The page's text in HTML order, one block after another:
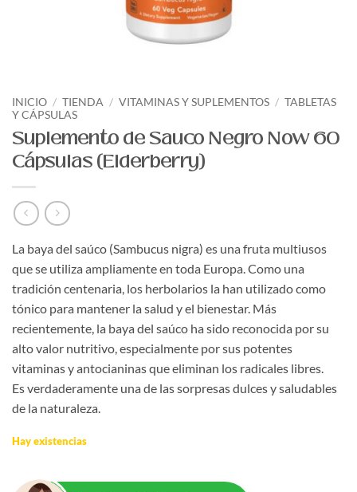
INICIO / TIENDA / VITAMINAS Y SUPLEMENTOS / TABLETAS
Y CÁPSULAS
Suplemento de Sauco Negro Now 60
Cápsulas (Elderberry)
La baya del saúco (Sambucus nigra) es una fruta multiusos
que se utiliza ampliamente en toda Europa. Como una
tradición centenaria, los herbolarios la han utilizado como
tónico para mantener la salud y el bienestar. Más
recientemente, la baya del saúco ha sido reconocida por su
alto valor nutritivo, especialmente por sus potentes
vitaminas y antocianinas que eliminan los radicales libres.
Es verdaderamente una de las sorpresas dulces y saludables
de la naturaleza.
Hay existencias